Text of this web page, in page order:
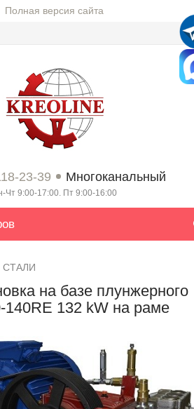
Полная версия сайта
23-39 Многоканальный
Чт 9:00-17:00. Пт 9:00-16:00
на базе плунжерного
140RE 132 kW на раме